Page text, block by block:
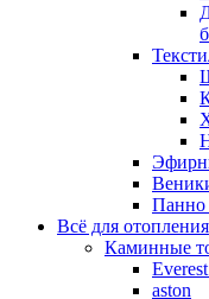
Панно
Всё для отопления
Каминные
aston